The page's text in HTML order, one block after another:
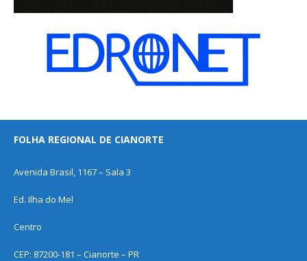
FOLHA REGIONAL DE CIANORTE
Avenida Brasil, 1167 – Sala 3
Ed. Ilha do Mel
Centro
CEP: 87200-181 – Cianorte – PR